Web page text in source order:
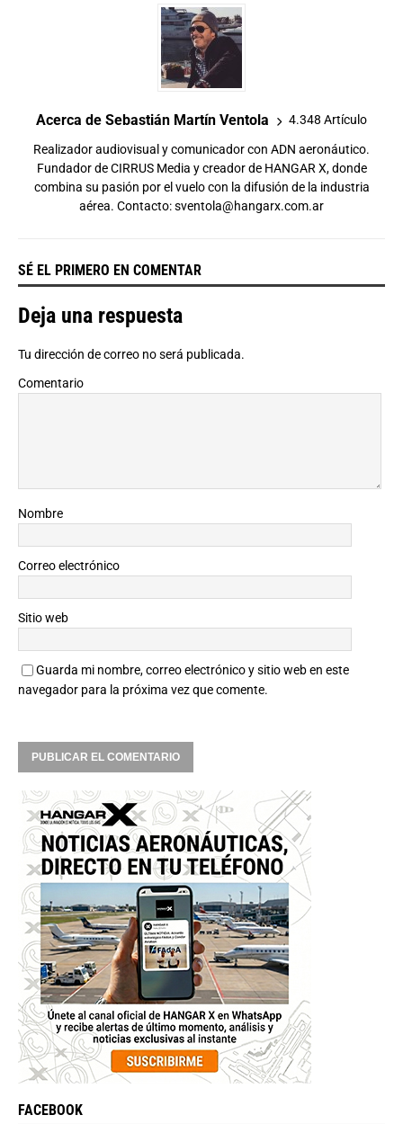
Acerca de Sebastián Martín Ventola 4.348 Artículo
Realizador audiovisual y comunicador con ADN aeronáutico.
Fundador de CIRRUS Media y creador de HANGAR X, donde
combina su pasión por el vuelo con la difusión de la industria
aérea. Contacto:sventola@hangarx.com.ar
SÉ EL PRIMERO EN COMENTAR
Deja una respuesta
Tu dirección de correo no será publicada.
Comentario
Nombre
Correo electrónico
Sitio web
Guarda mi nombre, correo electrónico y sitio web en este
navegador para la próxima vez que comente.
FACEBOOK